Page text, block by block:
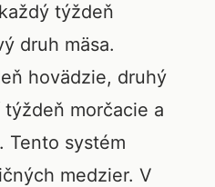
týždeň
druh mäsa.
hovädzie, druhý
morčacie a
Tento systém
medzier. V